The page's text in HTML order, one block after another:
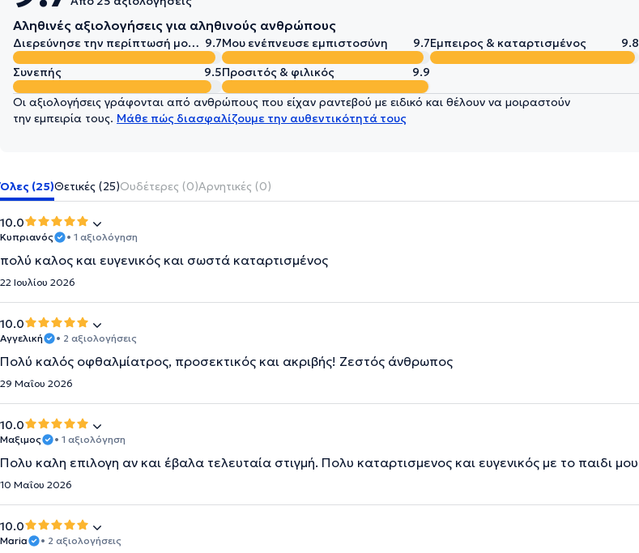
Αληθινές αξιολογήσεις για αληθινούς ανθρώπους
Διερεύνησε την περίπτωσή μου σε βάθος 9.7Μου ενέπνευσε εμπιστοσύνη 9.7Έμπειρος & καταρτισμένος
9.8
Συνεπής
9.5Προσιτός & φιλικός 9.9
Οι αξιολογήσεις γράφονται από ανθρώπους που είχαν ραντεβού με ειδικό και θέλουν να μοιραστούν
την εμπειρία τους. Μάθε πώς διασφαλίζουμε την αυθεντικότητά τους
Όλες (25)Θετικές (25)Ουδέτερες (0)Αρνητικές (0)
10.0
Κυπριανός • 1 αξιολόγηση
πολύ καλος και ευγενικός και σωστά καταρτισμένος
22 Ιουλίου 2026
10.0
Αγγελική • 2 αξιολογήσεις
Πολύ καλός οφθαλμίατρος, προσεκτικός και ακριβής! Ζεστός άνθρωπος
29 Μαΐου 2026
10.0
Μαξιμος • 1 αξιολόγηση
Πολυ καλη επιλογη αν και έβαλα τελευταία στιγμή. Πολυ καταρτισμενος και ευγενικός με το παιδι μου
10 Μαΐου 2026
10.0
Maria • 2 αξιολογήσεις